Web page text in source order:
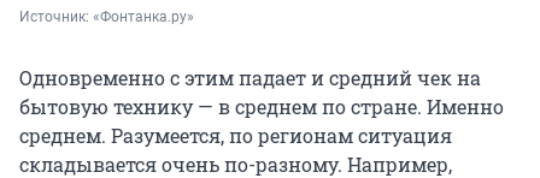
Источник: «Фонтанка.ру»
Одновременно с этим падает и средний чек на
бытовую технику — в среднем по стране. Именно
среднем. Разумеется, по регионам ситуация
складывается очень по-разному. Например,